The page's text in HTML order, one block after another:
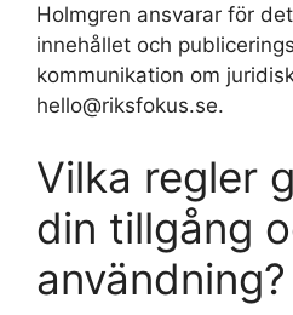
Holmgren ansvarar för
innehållet och
kommunikation om
hello@riksfokus.se.
Vilka regler
din tillgång
användning?